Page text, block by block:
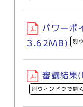
パワーポ
3.62MB)
別
審議結
別ウィンドウで開く